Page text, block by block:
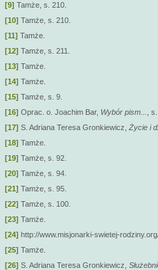
[9] Tamże, s. 210.
[10] Tamże, s. 210.
[11] Tamże.
[12] Tamże, s. 211.
[13] Tamże.
[14] Tamże.
[15] Tamże, s. 9.
[16] Oprac. o. Joachim Bar, Wybór pism...
,
[17] S. Adriana Teresa Gronkiewicz, Życie i
[18] Tamże.
[19] Tamże, s. 92.
[20] Tamże, s. 94.
[21] Tamże, s. 95.
[22] Tamże, s. 100.
[23] Tamże.
[24] http://www.misjonarki-swietej-
[25] Tamże.
[26] S. Adriana Teresa Gronkiewicz,